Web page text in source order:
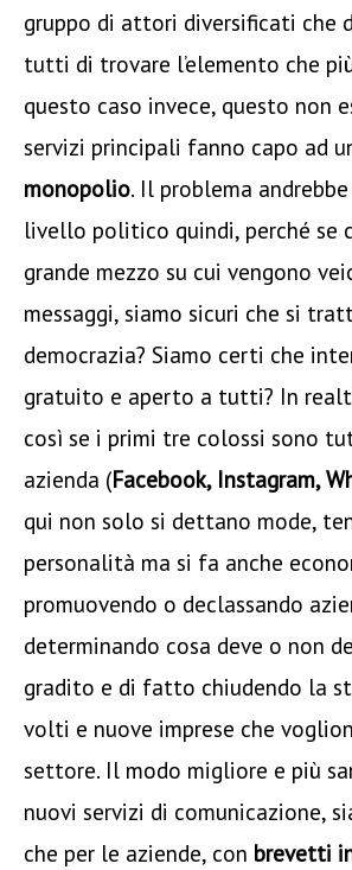
gruppo di attori diversificati che
tutti di trovare l’elemento che
questo caso invece, questo non
servizi principali fanno capo ad
monopolio. Il problema
livello politico quindi, perché se
grande mezzo su cui vengono
messaggi, siamo sicuri che si
democrazia? Siamo certi che
gratuito e aperto a tutti? In
così se i primi tre colossi sono
azienda (Facebook, Instagram,
qui non solo si dettano mode,
personalità ma si fa anche
promuovendo o declassando
determinando cosa deve o non
gradito e di fatto chiudendo la
volti e nuove imprese che
settore. Il modo migliore e più
nuovi servizi di comunicazione,
che per le aziende, con brevetti